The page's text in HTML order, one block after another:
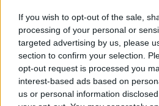
If you wish to opt-out of the sale,
processing of your personal or
targeted advertising by us, please
section to confirm your selection.
opt-out request is processed you
interest-based ads based on
us or personal information
​Il lato positivo delle cose
​Storie antiche di tempi moderni
​Quello che alle mamme non dicono
Adultescenza
Homo imbecillis
​4 anni di Blog
Quando il silenzio è aggressivo
​Il passato, questo conosciuto!